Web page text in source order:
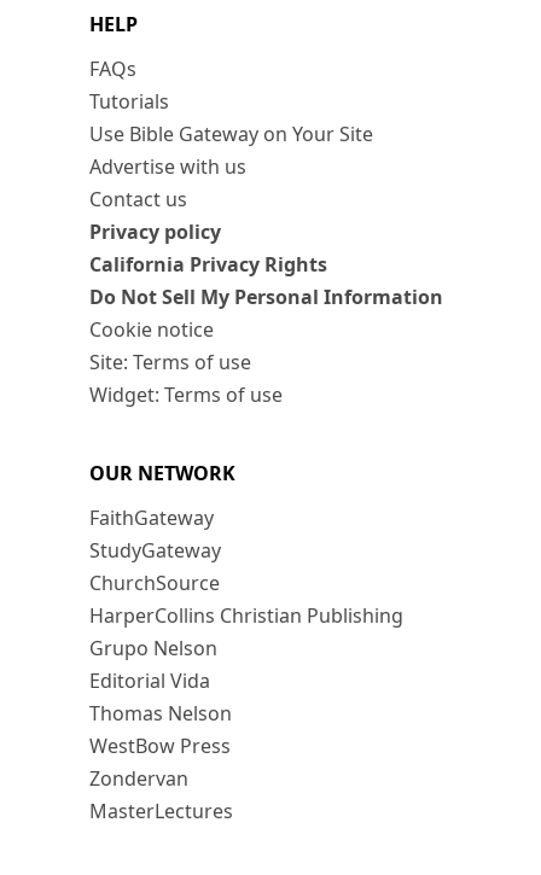
HELP
FAQs
Tutorials
Use Bible Gateway on Your Site
Advertise with us
Contact us
Privacy policy
California Privacy Rights
Do Not Sell My Personal Information
Cookie notice
Site: Terms of use
Widget: Terms of use
OUR NETWORK
FaithGateway
StudyGateway
ChurchSource
HarperCollins Christian Publishing
Grupo Nelson
Editorial Vida
Thomas Nelson
WestBow Press
Zondervan
MasterLectures